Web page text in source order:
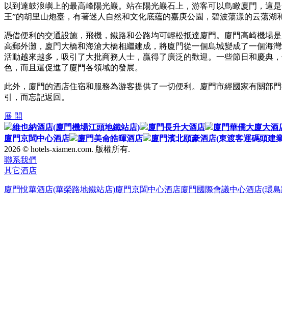
以到達鼓浪嶼上的最高峰陽光巖。站在陽光巖石上，游客可以鳥瞰廈門，這
王”的胡里山炮臺，有著迷人自然和文化底蘊的嘉庚公園，碧波蕩漾的云蕩
憑借便利的交通設施，飛機，鐵路和公路均可輕松抵達廈門。廈門高崎機場
高郵外灘，廈門大橋和海滄大橋相繼建成，將廈門從一個島城變成了一個海
活動越來越多，吸引了大批商務人士，贏得了廣泛的歡迎。一些節日和慶典
色，而且還促進了廈門各領域的發展。
此外，廈門的酒店住宿和服務為游客提供了一切便利。廈門市經國家有關部
引，而忘記返回。
展 開
維也納酒店(廈門機場江頭地鐵站店)
廈門長升大酒店 廈門華僑大廈大酒
廈門京閩中心酒店
廈門美侖皓暉酒店
廈門濱北頤豪酒店(東渡客運碼頭建
2026 © hotels-xiamen.com. 版權所有.
聯系我們
其它酒店
廈門悅華酒店(華榮路地鐵站店)廈門京閩中心酒店廈門國際會議中心酒店(環